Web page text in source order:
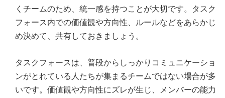
くチームのため、統一感を持つことが大切です。タスク
フォース内での価値観や方向性、ルールなどをあらかじ
め決めて、共有しておきましょう。
タスクフォースは、普段からしっかりコミュニケーショ
ンがとれている人たちが集まるチームではない場合が多
いです。価値観や方向性にズレが生じ、メンバーの能力